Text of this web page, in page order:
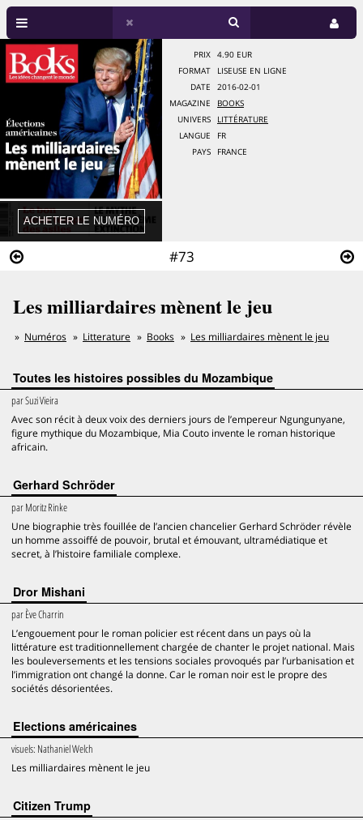
#73
PRIX
4.90 EUR
FORMAT
LISEUSE EN LIGNE
DATE
2016-02-01
MAGAZINE
BOOKS
UNIVERS
LITTÉRATURE
LANGUE
FR
PAYS
FRANCE
Les milliardaires mènent le jeu
Numéros Litterature Books Les milliardaires mènent le jeu
Toutes les histoires possibles du Mozambique
parSuzi Vieira
Avec son récit à deux voix des derniers jours de l’empereur Ngungunyane,
figure mythique du Mozambique, Mia Couto invente le roman historique
africain.
Gerhard Schröder
parMoritz Rinke
Une biographie très fouillée de l’ancien chancelier Gerhard Schröder révèle
un homme assoiffé de pouvoir, brutal et émouvant, ultramédiatique et
secret, à l’histoire familiale complexe.
Dror Mishani
parÈve Charrin
L’engouement pour le roman policier est récent dans un pays où la
littérature est traditionnellement chargée de chanter le projet national. Mais
les bouleversements et les tensions sociales provoqués par l’urbanisation et
l’immigration ont changé la donne. Car le roman noir est le propre des
sociétés désorientées.
Elections américaines
visuels: Nathaniel Welch
Les milliardaires mènent le jeu
Citizen Trump